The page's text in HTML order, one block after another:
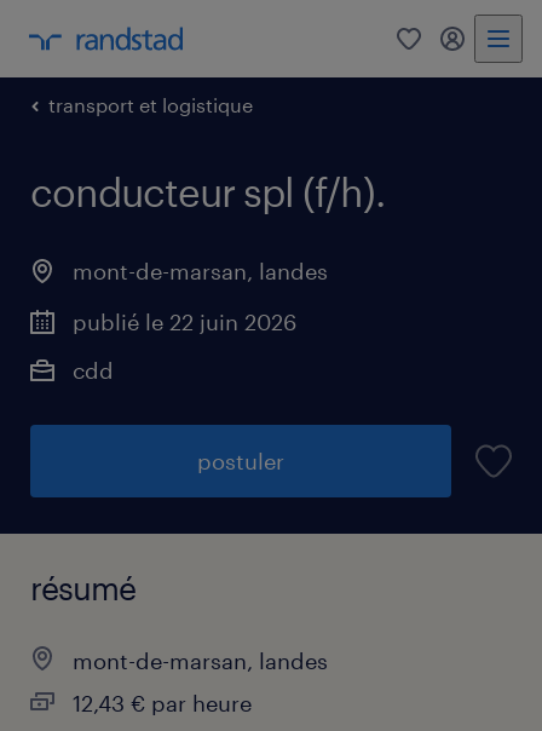
0 mon
transport et logistique
conducteur spl (f/h).
mont-de-marsan, landes
publié le 22 juin 2026
cdd
postuler
résumé
mont-de-marsan, landes
12,43 € par heure